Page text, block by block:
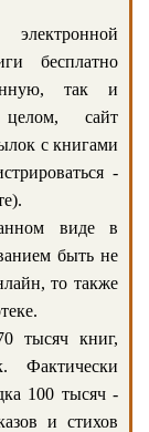
бесплатно
так и
целом, сайт
с книгами
-
виде в
быть не
то также
тысяч книг,
Фактически
100 тысяч -
и стихов